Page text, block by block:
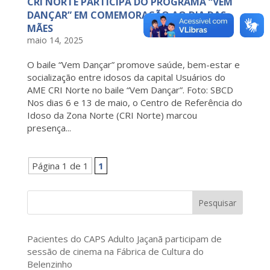
DANÇAR” EM COMEMORAÇÃO AO DIA DAS
MÃES
maio 14, 2025
O baile “Vem Dançar” promove saúde, bem-estar e
socialização entre idosos da capital Usuários do
AME CRI Norte no baile “Vem Dançar”. Foto: SBCD
Nos dias 6 e 13 de maio, o Centro de Referência do
Idoso da Zona Norte (CRI Norte) marcou
presença...
Página 1 de 1 1
Pesquisar
Pacientes do CAPS Adulto Jaçanã participam de
sessão de cinema na Fábrica de Cultura do
Belenzinho